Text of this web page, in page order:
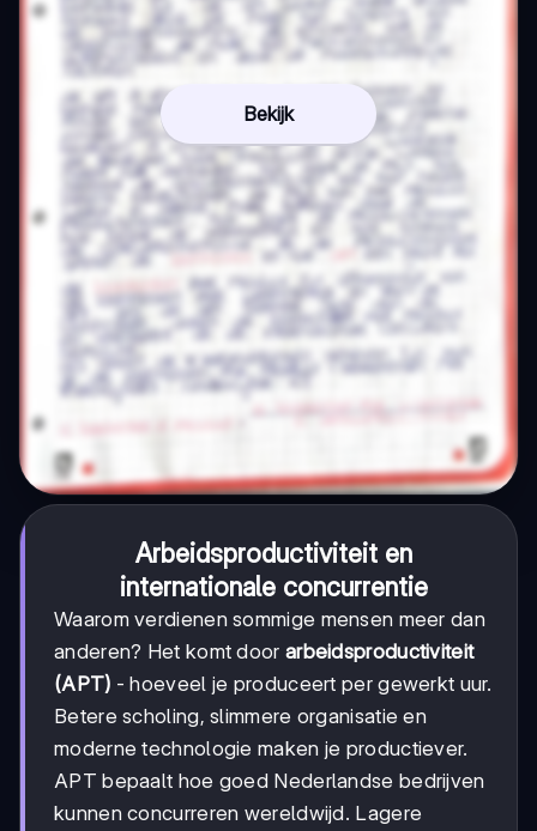
Bekijk
Arbeidsproductiviteit en
internationale concurrentie
Waarom verdienen sommige mensen meer dan
anderen? Het komt door arbeidsproductiviteit
(APT) - hoeveel je produceert per gewerkt uur.
Betere scholing, slimmere organisatie en
moderne technologie maken je productiever.
APT bepaalt hoe goed Nederlandse bedrijven
kunnen concurreren wereldwijd. Lagere